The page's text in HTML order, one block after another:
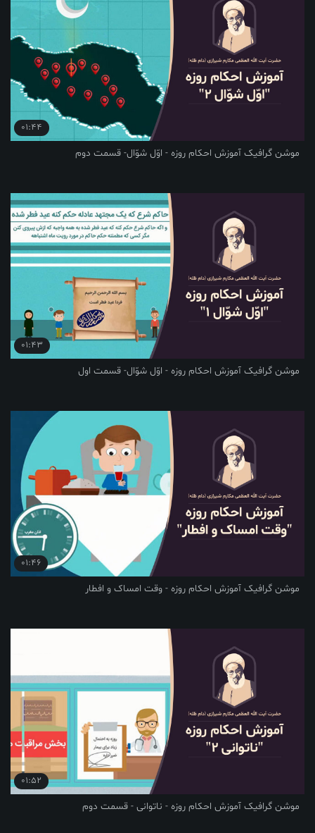
01:44
موشن گرافیک آموزش احکام روزه - اوّل شوّال- قسمت دوم
01:43
موشن گرافیک آموزش احکام روزه - اوّل شوّال- قسمت اول
01:46
موشن گرافیک آموزش احکام روزه - وقت امساک و افطار
01:52
موشن گرافیک آموزش احکام روزه - ناتوانی - قسمت دوم